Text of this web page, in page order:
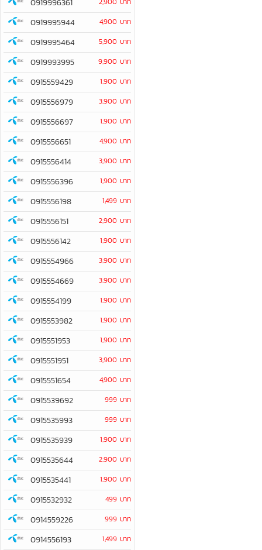
0919996361
0919995944 4,900 บาท
0919995464 5,900 บาท
0919993995 9,900 บาท
0915559429 1,900 บาท
0915556979 3,900 บาท
0915556697 1,900 บาท
0915556651 4,900 บาท
0915556414 3,900 บาท
0915556396 1,900 บาท
0915556198 1,499 บาท
0915556151 2,900 บาท
0915556142 1,900 บาท
0915554966 3,900 บาท
0915554669 3,900 บาท
0915554199 1,900 บาท
0915553982 1,900 บาท
0915551953 1,900 บาท
0915551951 3,900 บาท
0915551654 4,900 บาท
0915539692 999 บาท
0915535993 999 บาท
0915535939 1,900 บาท
0915535644 2,900 บาท
0915535441 1,900 บาท
0915532932 499 บาท
0914559226 999 บาท
0914556193 1,499 บาท